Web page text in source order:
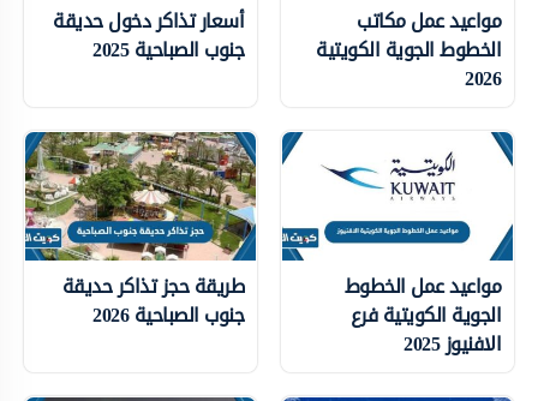
مواعيد عمل مكاتب
الخطوط الجوية الكويتية
2026
أسعار تذاكر دخول حديقة
جنوب الصباحية 2025
مواعيد عمل الخطوط
الجوية الكويتية فرع
الافنيوز 2025
طريقة حجز تذاكر حديقة
جنوب الصباحية 2026